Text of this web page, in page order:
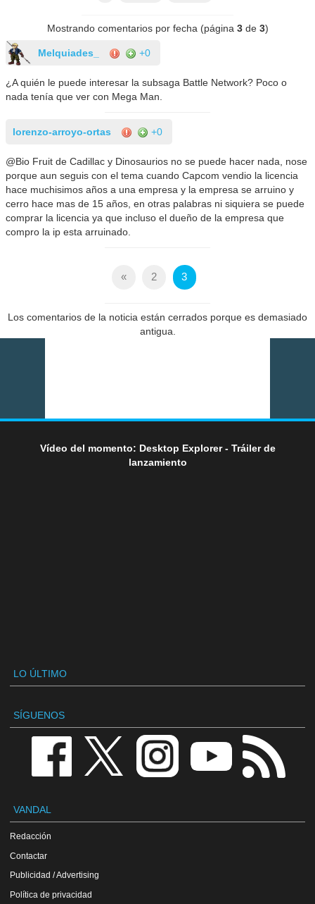
Mostrando comentarios por fecha (página 3de 3)
Melquiades_ +0
¿A quién le puede interesar la subsaga Battle Network? Poco o
nada tenía que ver con Mega Man.
lorenzo-arroyo-ortas +0
@Bio Fruit de Cadillac y Dinosaurios no se puede hacer nada, nose
porque aun seguis con el tema cuando Capcom vendio la licencia
hace muchisimos años a una empresa y la empresa se arruino y
cerro hace mas de 15 años, en otras palabras ni siquiera se puede
comprar la licencia ya que incluso el dueño de la empresa que
compro la ip esta arruinado.
« 2 3
Los comentarios de la noticia están cerrados porque es demasiado
antigua.
Vídeo del momento: Desktop Explorer - Tráiler de
lanzamiento
LO ÚLTIMO
SÍGUENOS
VANDAL
Redacción
Contactar
Publicidad / Advertising
Política de privacidad